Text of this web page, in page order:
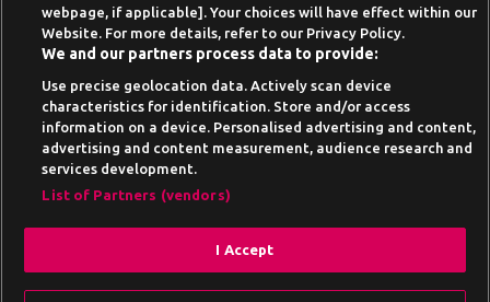
News-Archiv
Drehe am Gamesbasis Glücksrad und
Suchtrisiken, Glücksspiel kann süchtig machen - Hilfe finden Sie auf
Deutschland lizenziertund werden von der
webpage, if applicable]. Your choices will have effect within our
Website. For more details, refer to our Privacy Policy.
We and our partners process data to provide:
Use precise geolocation data. Actively scan device
characteristics for identification. Store and/or access
information on a device. Personalised advertising and content,
advertising and content measurement, audience research and
services development.
List of Partners (vendors)
I Accept